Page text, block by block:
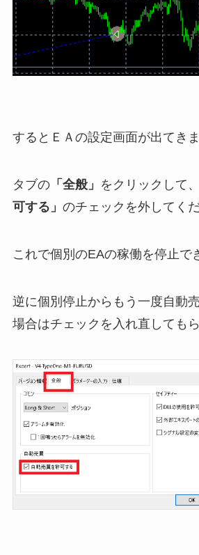
するとＥＡの設定画面が出てきま
タブの「全般」 をクリックして、
可する」 のチェックを外してくだ
これで個別のEAの稼働を停止で
逆に個別停止からもう一度自動
場合はチェックを入れ直しても